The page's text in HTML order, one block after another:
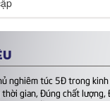
nghiêm túc 5Đ trong kinh
gian, Đúng chất lượng,